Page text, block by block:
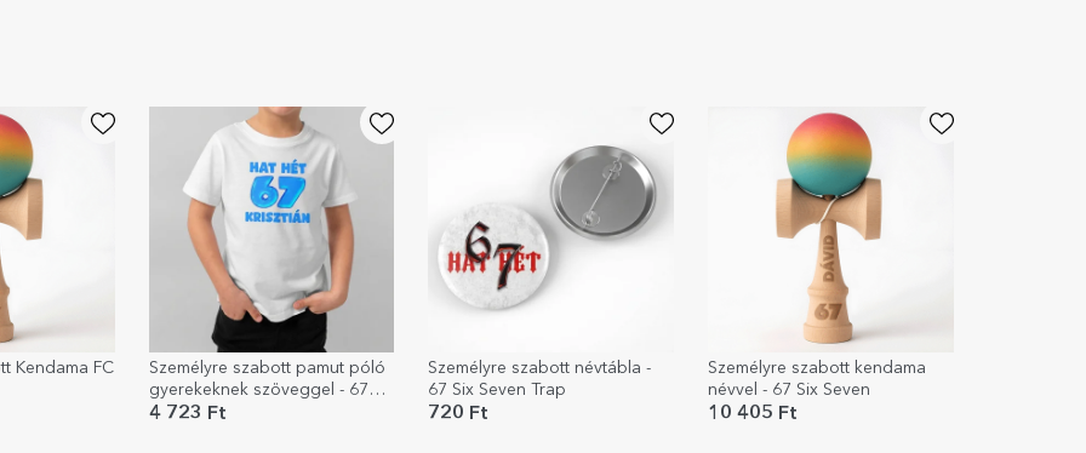
Kendama FC
Személyre szabott pamut póló
gyerekeknek szöveggel - 67
Six Seven
4 723 Ft
Személyre szabott névtábla -
67 Six Seven Trap
720 Ft
Személyre szabott kendama
névvel - 67 Six Seven
10 405 Ft